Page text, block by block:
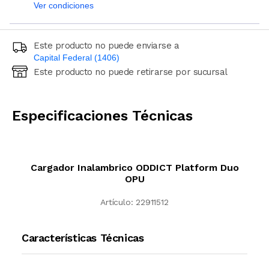
Ver condiciones
Este producto no puede enviarse a
Capital Federal (1406)
Ingresá código postal (sólo números)
Este producto no puede retirarse por sucursal
Especificaciones Técnicas
Cargador Inalambrico ODDICT Platform Duo
OPU
Artículo: 22911512
Características Técnicas